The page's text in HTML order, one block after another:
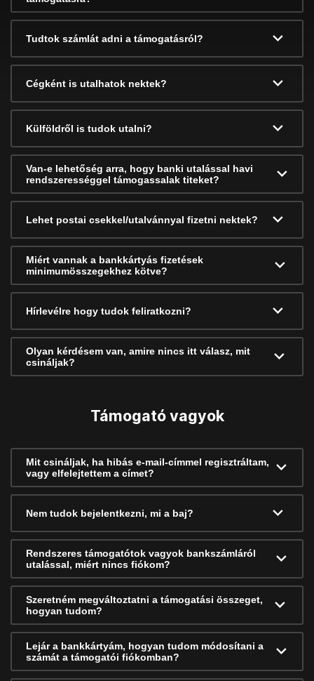
Tudtok számlát adni a támogatásról?
Cégként is utalhatok nektek?
Külföldről is tudok utalni?
Van-e lehetőség arra, hogy banki utalással havi
rendszerességgel támogassalak titeket?
Lehet postai csekkel/utalvánnyal fizetni nektek?
Miért vannak a bankkártyás fizetések
minimumösszegekhez kötve?
Hírlevélre hogy tudok feliratkozni?
Olyan kérdésem van, amire nincs itt válasz, mit
csináljak?
Támogató vagyok
Mit csináljak, ha hibás e-mail-címmel regisztráltam,
vagy elfelejtettem a címet?
Nem tudok bejelentkezni, mi a baj?
Rendszeres támogatótok vagyok bankszámláról
utalással, miért nincs fiókom?
Szeretném megváltoztatni a támogatási összeget,
hogyan tudom?
Lejár a bankkártyám, hogyan tudom módosítani a
számát a támogatói fiókomban?